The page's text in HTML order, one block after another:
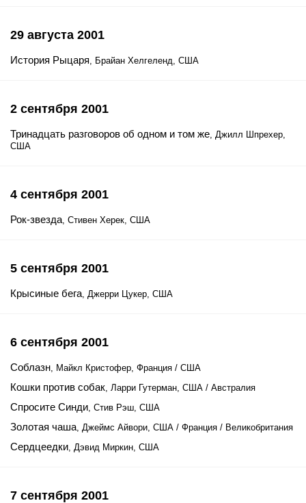
29 августа 2001
История Рыцаря, Брайан Хелгеленд, США
2 сентября 2001
Тринадцать разговоров об одном и том же, Джилл Шпрехер,
США
4 сентября 2001
Рок-звезда, Стивен Херек, США
5 сентября 2001
Крысиные бега, Джерри Цукер, США
6 сентября 2001
Соблазн, Майкл Кристофер, Франция / США
Кошки против собак, Ларри Гутерман, США / Австралия
Спросите Синди, Стив Рэш, США
Золотая чаша, Джеймс Айвори, США / Франция / Великобритания
Сердцеедки, Дэвид Миркин, США
7 сентября 2001